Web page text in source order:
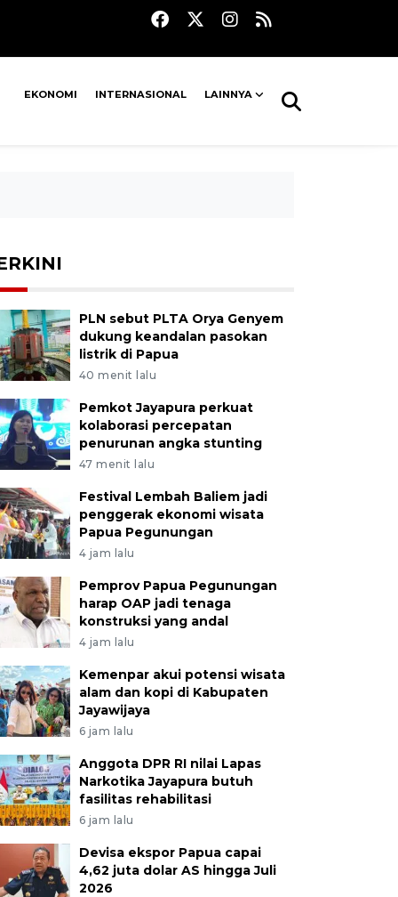
EKONOMI INTERNASIONAL LAINNYA
PLN sebut PLTA Orya Genyem
dukung keandalan pasokan
listrik di Papua
40 menit lalu
Pemkot Jayapura perkuat
kolaborasi percepatan
penurunan angka stunting
47 menit lalu
Festival Lembah Baliem jadi
penggerak ekonomi wisata
Papua Pegunungan
4 jam lalu
Pemprov Papua Pegunungan
harap OAP jadi tenaga
konstruksi yang andal
4 jam lalu
Kemenpar akui potensi wisata
alam dan kopi di Kabupaten
Jayawijaya
6 jam lalu
Anggota DPR RI nilai Lapas
Narkotika Jayapura butuh
fasilitas rehabilitasi
6 jam lalu
Devisa ekspor Papua capai
4,62 juta dolar AS hingga Juli
2026